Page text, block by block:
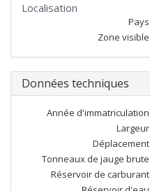
Localisation
Pays
Zone visible
Données techniques
Année d'immatriculation
Largeur
Déplacement
Tonneaux de jauge brute
Réservoir de carburant